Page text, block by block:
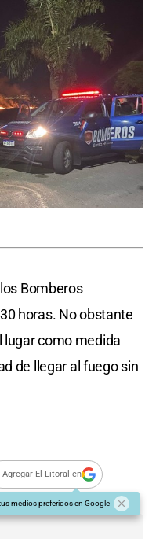
Bomberos
horas. No obstante
lugar como medida
de llegar al fuego sin
Agregar El Litoral en
medios preferidos en Google